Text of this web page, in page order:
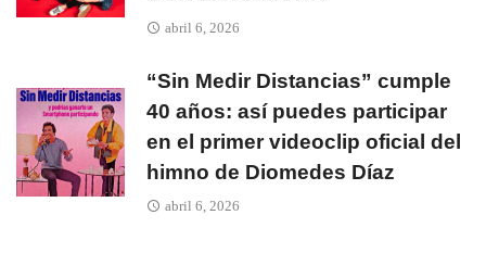
abril 6, 2026
“Sin Medir Distancias” cumple
40 años: así puedes participar
en el primer videoclip oficial del
himno de Diomedes Díaz
abril 6, 2026